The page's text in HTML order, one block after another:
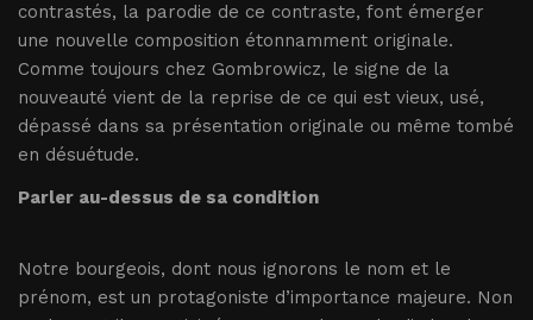
contrastés, la parodie de ce contraste, font émerger
une nouvelle composition étonnamment originale.
Comme toujours chez Gombrowicz, le signe de la
nouveauté vient de la reprise de ce qui est vieux, usé,
dépassé dans sa présentation originale ou même tombé
en désuétude.
Parler au-dessus de sa condition
Notre bourgeois, dont nous ignorons le nom et le
prénom, est un protagoniste d’importance majeure. Non